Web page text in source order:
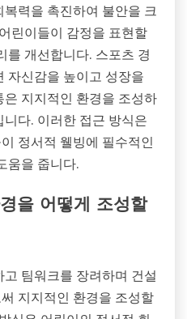
력을 촉진하여 불안을 크
린이들이 감정을 표현할
를 개선합니다. 스포츠 경
자신감을 높이고 성장을
지지적인 환경을 조성하
다. 이러한 접근 방식은
정서적 웰빙에 필수적인
움을 줍니다.
을 어떻게 조성할
팀워크를 장려하며 건설
지지적인 환경을 조성할